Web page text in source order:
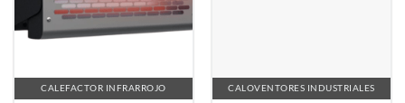
CALEFACTOR INFRARROJO CALOVENTORES INDUSTRIALES